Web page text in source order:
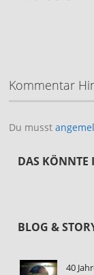
Kommentar
Du musst
DAS KÖNNTE
BLOG &
40